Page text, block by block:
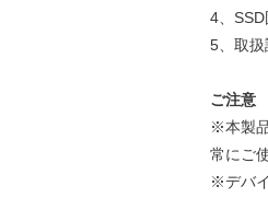
4、
5、取扱
ご注意
※本製
常にご
※デバ